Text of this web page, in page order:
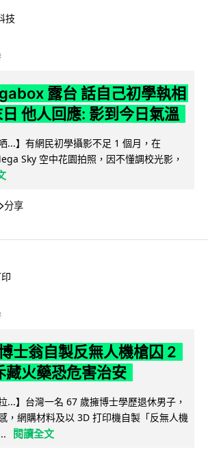
技
露台 話自己初學執相
他人回應: 影到今日氣溫
...】有網民初學攝影不足 1 個月，在
Sky 空中花園拍照，因不懂調校光影，
分享
士翁自製反無人機槍囚 2
藏火藥恐危害治安
...】台灣一名 67 歲擁博士學歷退休男子，
，網購材料及以 3D 打印機自製「反無人機
閱讀全文